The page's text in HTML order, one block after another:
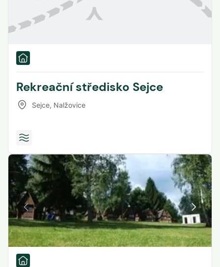
Rekreační středisko Sejce
Sejce, Nalžovice